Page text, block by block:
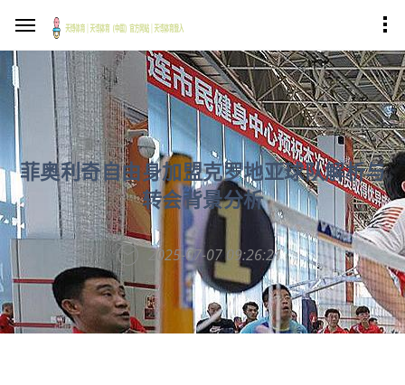
菲奥利奇自由身加盟克罗地亚球队解析与
转会背景分析
2025-07-07 09:26:21